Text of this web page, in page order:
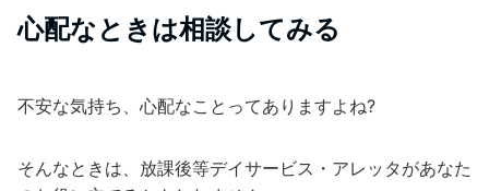
心配なときは相談してみる
不安な気持ち、心配なことってありますよね?
そんなときは、放課後等デイサービス・アレッタがあなた